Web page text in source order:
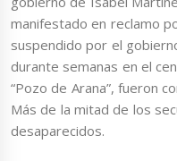
manifestado en reclamo
suspendido por el
durante semanas en el
“Pozo de Arana”, fueron
Más de la mitad de los
desaparecidos.